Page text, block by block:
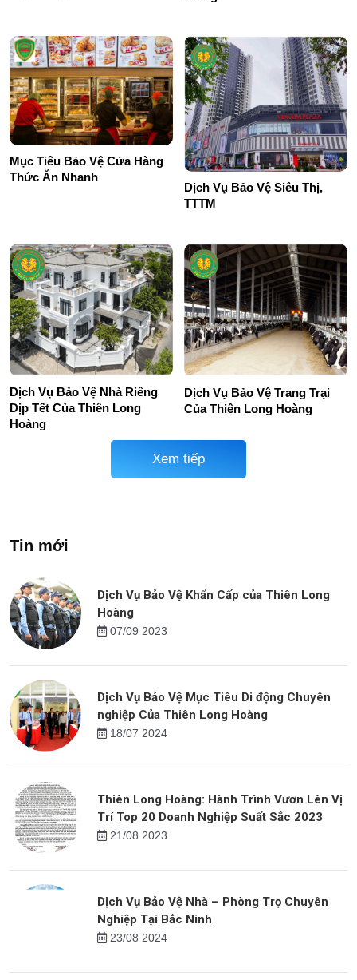
Mục Tiêu Bảo Vệ Cửa Hàng
Thức Ăn Nhanh
Dịch Vụ Bảo Vệ Siêu Thị,
TTTM
Dịch Vụ Bảo Vệ Nhà Riêng
Dịp Tết Của Thiên Long
Hoàng
Dịch Vụ Bảo Vệ Trang Trại
Của Thiên Long Hoàng
Xem tiếp
Tin mới
Dịch Vụ Bảo Vệ Khẩn Cấp của Thiên Long
Hoàng
07/09 2023
Dịch Vụ Bảo Vệ Mục Tiêu Di động Chuyên
nghiệp Của Thiên Long Hoàng
18/07 2024
Thiên Long Hoàng: Hành Trình Vươn Lên Vị
Trí Top 20 Doanh Nghiệp Suất Sắc 2023
21/08 2023
Dịch Vụ Bảo Vệ Nhà – Phòng Trọ Chuyên
Nghiệp Tại Bắc Ninh
23/08 2024